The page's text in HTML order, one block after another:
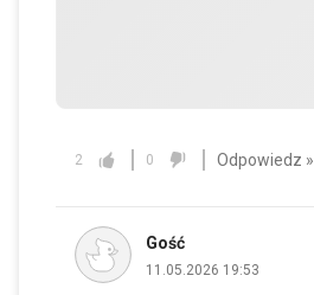
2 0 Odpowiedz »
Gość
11.05.2026 19:53